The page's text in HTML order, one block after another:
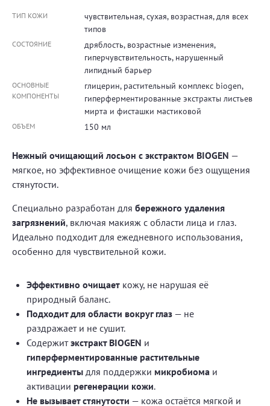
ТИП КОЖИ
чувствительная, сухая, возрастная, для всех
типов
СОСТОЯНИЕ
дряблость, возрастные изменения,
гиперчувствительность, нарушенный
липидный барьер
ОСНОВНЫЕ
КОМПОНЕНТЫ
глицерин, растительный комплекс biogen,
гиперферментированные экстракты листьев
мирта и фисташки мастиковой
ОБЪЕМ 150 мл
Нежный очищающий лосьон с экстрактом BIOGEN —
мягкое, но эффективное очищение кожи без ощущения
стянутости.
Специально разработан для бережного удаления
загрязнений, включая макияж с области лица и глаз.
Идеально подходит для ежедневного использования,
особенно для чувствительной кожи.
Эффективно очищает кожу, не нарушая её
природный баланс.
Подходит для области вокруг глаз — не
раздражает и не сушит.
Содержитэкстракт BIOGEN и
гиперферментированные растительные
ингредиенты для поддержки микробиома и
активации регенерации кожи.
Не вызывает стянутости — кожа остаётся мягкой и